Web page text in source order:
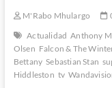
M'Rabo Mhulargo
Actualidad Anthony
Olsen Falcon & The
Bettany Sebastian Stan
Hiddleston tv